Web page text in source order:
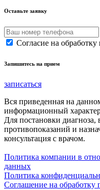
Оставьте заявку
Согласие на
Запишитесь на прием
записаться
Вся приведенная на
информационный
Для постановки
противопоказаний и
консультация с врачом.
Политика компании в
данных
Политика
Соглашение на обработку